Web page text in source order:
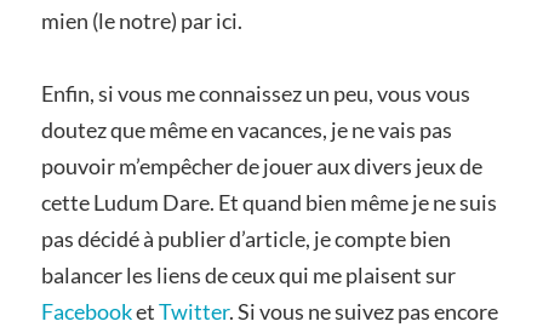
mien (le notre) par ici.
Enfin, si vous me connaissez un peu, vous vous
doutez que même en vacances, je ne vais pas
pouvoir m’empêcher de jouer aux divers jeux de
cette Ludum Dare. Et quand bien même je ne suis
pas décidé à publier d’article, je compte bien
balancer les liens de ceux qui me plaisent sur
FacebooketTwitter. Si vous ne suivez pas encore